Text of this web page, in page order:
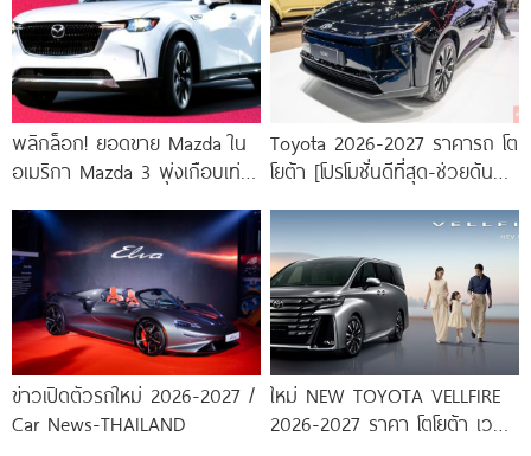
พลิกล็อก! ยอดขาย Mazda ใน
อเมริกา Mazda 3 พุ่งเกือบเท่า
Toyota 2026-2027 ราคารถ โต
โยต้า [โปรโมชั่นดีที่สุด-ช่วยดันทุก
ข่าวเปิดตัวรถใหม่ 2026-2027 /
Car News-THAILAND
ใหม่ NEW TOYOTA VELLFIRE
2026-2027 ราคา โตโยต้า เวล